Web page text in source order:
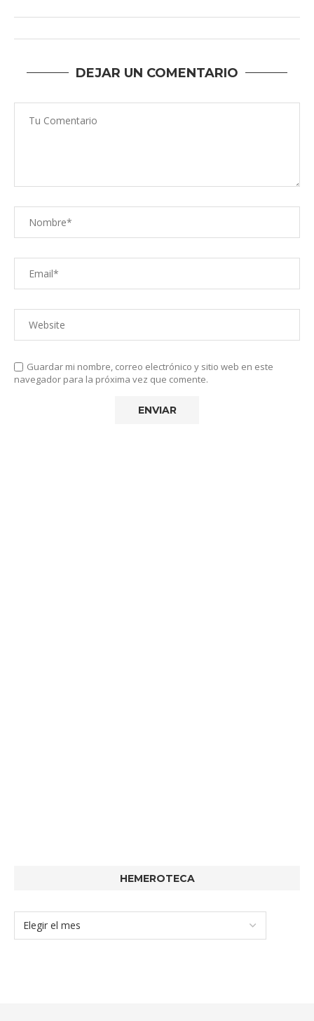
DEJAR UN COMENTARIO
Guardar mi nombre, correo electrónico y sitio web en este
navegador para la próxima vez que comente.
HEMEROTECA